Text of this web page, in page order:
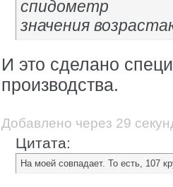
спидометр
значения
И это сделано
производства.
Добавлено через 29
Цитата:
На моей совпадает. То есть, 107